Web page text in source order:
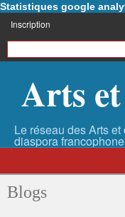
Statistiques google
Inscription
Arts
Blogs